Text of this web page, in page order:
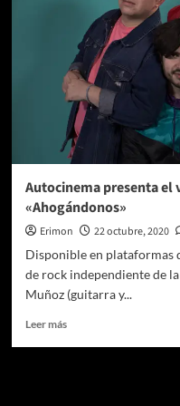
Autocinema presenta el
«Ahogándonos»
Erimon 22 octubre, 2020
Disponible en plataformas
de rock independiente de
Muñoz (guitarra y...
Leer másLeer